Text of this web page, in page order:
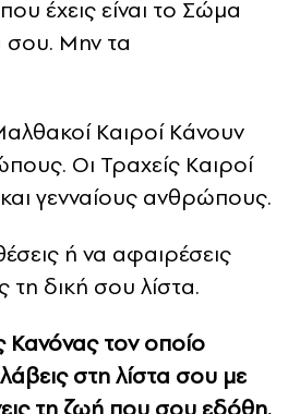
έχεις είναι το Σώμα
σου. Μην τα
Καιροί Κάνουν
Οι Τραχείς Καιροί
γενναίους ανθρώπους.
ή να αφαιρέσεις
τη δική σου λίστα.
Κανόνας τον οποίο
στη λίστα σου με